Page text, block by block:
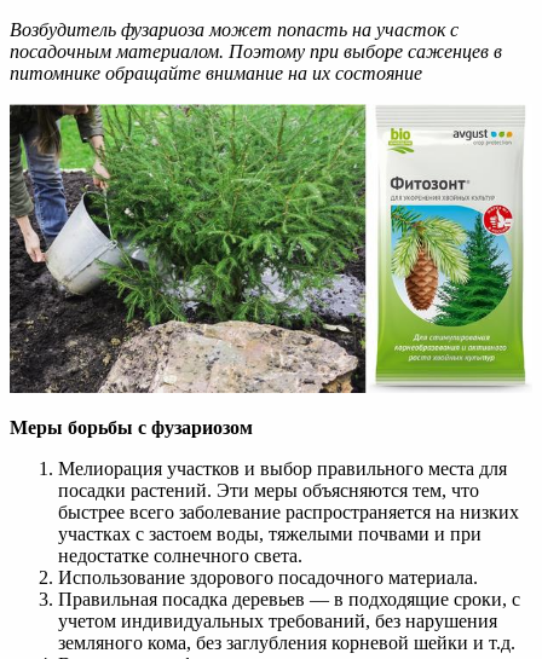
Возбудитель фузариоза может попасть на участок с
посадочным материалом. Поэтому при выборе саженцев в
питомнике обращайте внимание на их состояние
Меры борьбы с фузариозом
Мелиорация участков и выбор правильного места для
посадки растений. Эти меры объясняются тем, что
быстрее всего заболевание распространяется на низких
участках с застоем воды, тяжелыми почвами и при
недостатке солнечного света.
Использование здорового посадочного материала.
Правильная посадка деревьев — в подходящие сроки, с
учетом индивидуальных требований, без нарушения
земляного кома, без заглубления корневой шейки и т.д.